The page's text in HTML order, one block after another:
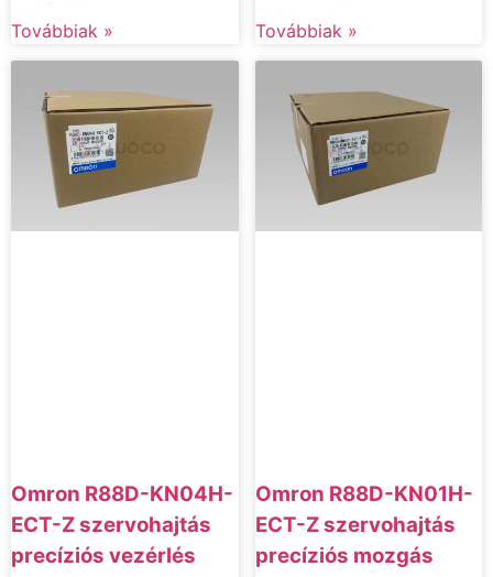
Továbbiak » Továbbiak »
Omron R88D-KN04H-
ECT-Z szervohajtás
precíziós vezérlés
Omron R88D-KN01H-
ECT-Z szervohajtás
precíziós mozgás